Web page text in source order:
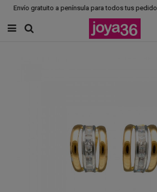
Envío gratuito a península para todos tus pedidos.